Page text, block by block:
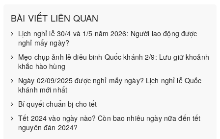
xây dựng, khu khai thác hầm mỏ…
BÀI VIẾT LIÊN QUAN
Lịch nghỉ lễ 30/4 và 1/5 năm 2026: Người lao động được
nghỉ mấy ngày?
Mẹo chụp ảnh lễ diễu binh Quốc khánh 2/9: Lưu giữ khoảnh
khắc hào hùng
Ngày 02/09/2025 được nghỉ mấy ngày? Lịch nghỉ lễ Quốc
khánh mới nhất
Bí quyết chuẩn bị cho tết
Tết 2024 vào ngày nào? Còn bao nhiêu ngày nữa đến tết
nguyên đán 2024?